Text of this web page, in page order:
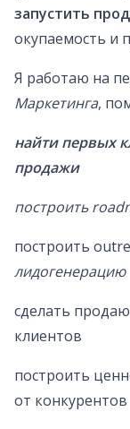
запустить
окупаемость и
Я работаю на
Маркетинга,
найти первых
продажи
построить
построить
лидогенерацию
сделать
клиентов
построить
от конкурентов